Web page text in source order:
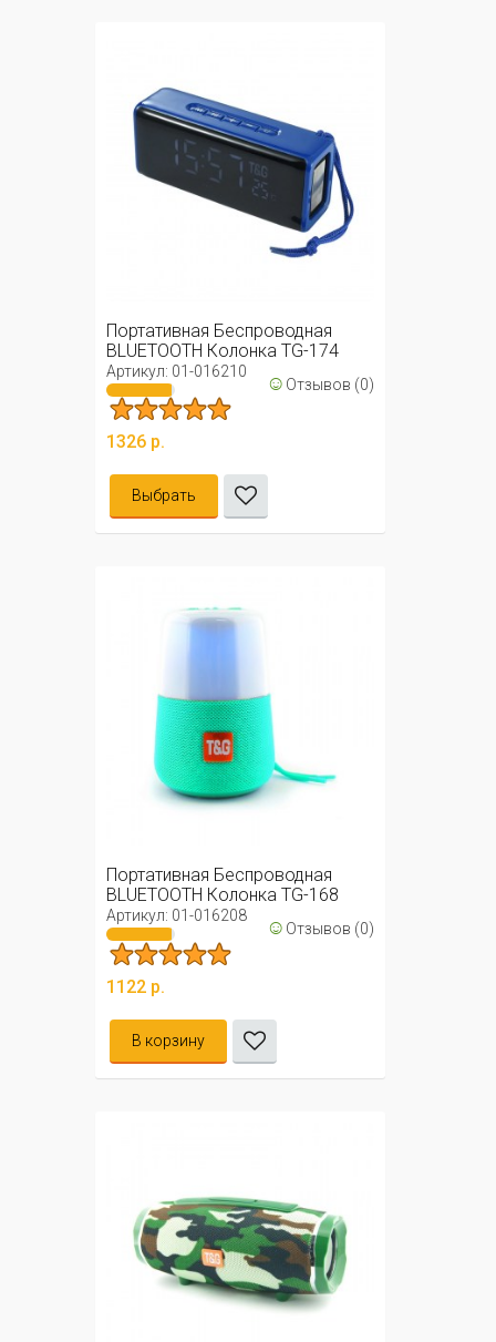
Портативная Беспроводная
BLUETOOTH Колонка TG-174
Артикул: 01-016210 ☺ Отзывов (0)
1326 р.
Выбрать
Портативная Беспроводная
BLUETOOTH Колонка TG-168
Артикул: 01-016208 ☺ Отзывов (0)
1122 р.
В корзину